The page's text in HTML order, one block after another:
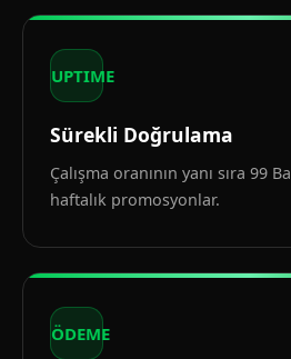
UPTIME
Sürekli Doğrulama
Çalışma oranının yanı sıra 99
haftalık promosyonlar.
ÖDEME